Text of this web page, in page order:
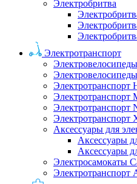
Электробритва
Электротранспорт
Электротранспорт
Электротранспорт
Электротранспорт
Электротранспорт
Аксессуары для
Аксессуары
Аксессуары
Электросамокаты
Электротранспорт